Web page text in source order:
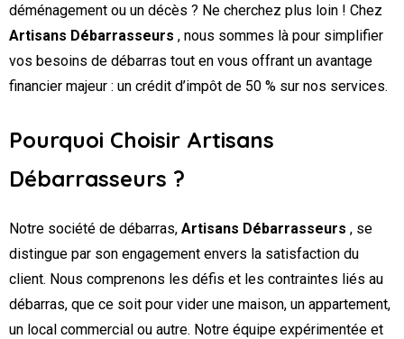
déménagement ou un décès ? Ne cherchez plus loin ! Chez
Artisans Débarrasseurs , nous sommes là pour simplifier
vos besoins de débarras tout en vous offrant un avantage
financier majeur : un crédit d’impôt de 50 % sur nos services.
Pourquoi Choisir Artisans
Débarrasseurs ?
Notre société de débarras, Artisans Débarrasseurs , se
distingue par son engagement envers la satisfaction du
client. Nous comprenons les défis et les contraintes liés au
débarras, que ce soit pour vider une maison, un appartement,
un local commercial ou autre. Notre équipe expérimentée et